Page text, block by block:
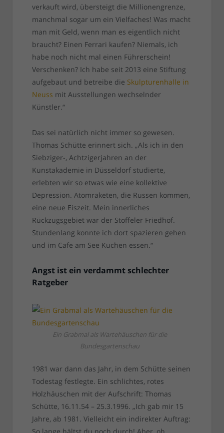
verkauft wird, übersteigt die Millionengrenze,
manchmal sogar um ein Vielfaches! Was macht
man mit Geld, wenn man es eigentlich nicht
braucht? Einen Ferrari kaufen? Niemals, ich
habe noch nicht mal einen Führerschein!
Verschenken? Ich habe seit 2013 eine Stiftung
aufgebaut und betreibe die Skulpturenhalle in
Neuss mit Ausstellungen wechselnder
Künstler.“
Das sei natürlich nicht immer so gewesen.
Thomas Schütte erinnert sich. „Als ich in den
Siebziger-, Achtzigerjahren an der
Kunstakademie in Düsseldorf studierte,
erlebten wir so etwas wie eine kollektive
Depression. Atomraketen, die Russen kommen,
eine neue Eiszeit. Mein innerliches
Rückzugsgebiet war der Stoffeler Friedhof.
Stundenlang konnte ich dort spazieren gehen
und im Cafe am See Kuchen essen.“
Angst ist ein verdammt schlechter
Ratgeber
Ein Grabmal als Wartehäuschen für die
Bundesgartenschau
1981 war dann das Jahr, in dem Schütte seinen
Todestag festlegte. Ein schlichtes, rotes
Holzhäuschen mit der Aufschrift: Thomas
Schütte, 16.11.54 – 25.3.1996. „Ich gab mir 15
Jahre, ab 1981. Vielleicht ein indirekter Auftrag: